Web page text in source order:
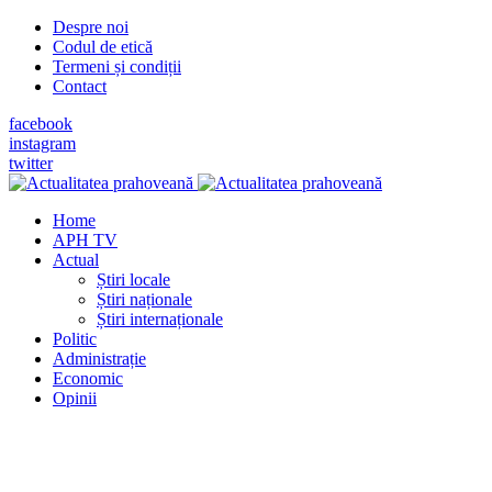
Despre noi
Codul de etică
Termeni și condiții
Contact
facebook
instagram
twitter
Home
APH TV
Actual
Știri locale
Știri naționale
Știri internaționale
Politic
Administrație
Economic
Opinii